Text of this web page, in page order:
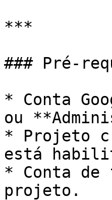
***
### Pré-
* Conta
ou
* Projeto
está
* Conta de
projeto.